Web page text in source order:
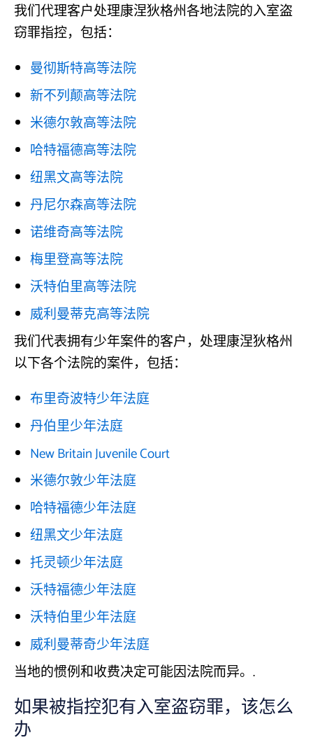
我们代理客户处理康涅狄格州各地法院的入室盗
窃罪指控，包括：
曼彻斯特高等法院
新不列颠高等法院
米德尔敦高等法院
哈特福德高等法院
纽黑文高等法院
丹尼尔森高等法院
诺维奇高等法院
梅里登高等法院
沃特伯里高等法院
威利曼蒂克高等法院
我们代表拥有少年案件的客户，处理康涅狄格州
以下各个法院的案件，包括：
布里奇波特少年法庭
丹伯里少年法庭
New Britain Juvenile Court
米德尔敦少年法庭
哈特福德少年法庭
纽黑文少年法庭
托灵顿少年法庭
沃特福德少年法庭
沃特伯里少年法庭
威利曼蒂奇少年法庭
当地的惯例和收费决定可能因法院而异。.
如果被指控犯有入室盗窃罪，该怎么
办